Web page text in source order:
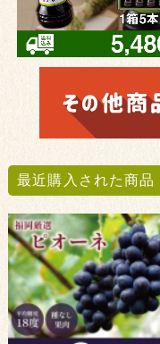
最近購入された商品